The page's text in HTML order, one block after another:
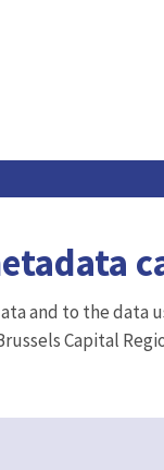
and to the
Capital